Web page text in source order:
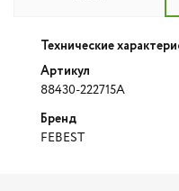
Технические
Артикул
88430-222715A
Бренд
FEBEST